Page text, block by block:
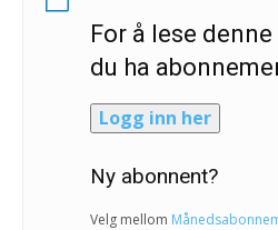
For å lese denne
du ha
Logg inn her
Ny abonnent?
Velg mellom